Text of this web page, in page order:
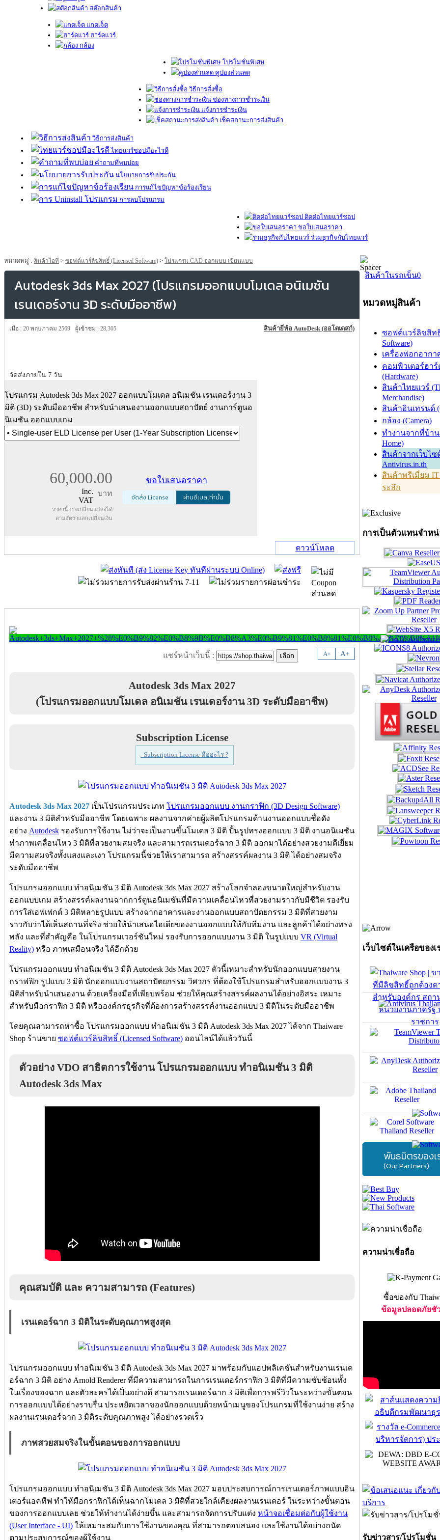
สต๊อกสินค้า
แกดเจ็ต
ฮาร์ดแวร์
กล้อง
โปรโมชั่นพิเศษ
คูปองส่วนลด
วิธีการสั่งซื้อ
ช่องทางการชำระเงิน
แจ้งการชำระเงิน
เช็คสถานะการส่งสินค้า
วิธีการส่งสินค้า
ไทยแวร์ชอปมีอะไรดี
คำถามที่พบบ่อย
นโยบายการรับประกัน
การแก้ไขปัญหาข้อร้องเรียน
การลบโปรแกรม
ติดต่อไทยแวร์ชอป
ขอใบเสนอราคา
ร่วมธุรกิจกับไทยแวร์
หมวดหมู่ : สินค้าไอที > ซอฟต์แวร์ลิขสิทธิ์ (Licensed Software) > โปรแกรม CAD ออกแบบ เขียนแบบ
Autodesk 3ds Max 2027 (โปรแกรมออกแบบโมเดล อนิเมชัน
เรนเดอร์งาน 3D ระดับมืออาชีพ)
เมื่อ : 20 พฤษภาคม 2569 ผู้เข้าชม : 28,305 สินค้ายี่ห้อ AutoDesk (ออโตเดสก์)
จัดส่งภายใน 7 วัน
โปรแกรม Autodesk 3ds Max 2027 ออกแบบโมเดล อนิเมชัน เรนเดอร์งาน 3
มิติ (3D) ระดับมืออาชีพ สำหรับนำเสนองานออกแบบสถาปัตย์ งานการ์ตูนอ
นิเมชัน ออกแบบเกม
60,000.00
บาท
Inc.
VAT
ราคานี้อาจเปลี่ยนแปลงได้
ตามอัตราแลกเปลี่ยนเงิน
ขอใบเสนอราคา
จัดส่ง License ผ่านอีเมลเท่านั้น
ดาวน์โหลด
A- A+
แชร์หน้าเว็บนี้ :
Autodesk 3ds Max 2027
(โปรแกรมออกแบบโมเดล อนิเมชัน เรนเดอร์งาน 3D ระดับมืออาชีพ)
Subscription License
Subscription License คืออะไร ?
Autodesk 3ds Max 2027 เป็นโปรแกรมประเภท โปรแกรมออกแบบ งานกราฟิก (3D Design Software)
และงาน 3 มิติสำหรับมืออาชีพ โดยเฉพาะ ผลงานจากค่ายผู้ผลิตโปรแกรมด้านงานออกแบบชื่อดัง
อย่าง Autodesk รองรับการใช้งาน ไม่ว่าจะเป็นงานขึ้นโมเดล 3 มิติ ปั้นรูปทรงออกแบบ 3 มิติ งานอนิเมชัน
ทำภาพเคลื่อนไหว 3 มิติที่สวยงามสมจริง และสามารถเรนเดอร์ฉาก 3 มิติ ออกมาได้อย่างสวยงามดีเยี่ยม
มีความสมจริงทั้งแสงและเงา โปรแกรมนี้ช่วยให้เราสามารถ สร้างสรรค์ผลงาน 3 มิติ ได้อย่างสมจริง
ระดับมืออาชีพ
โปรแกรมออกแบบ ทำอนิเมชัน 3 มิติ Autodesk 3ds Max 2027 สร้างโลกจำลองขนาดใหญ่สำหรับงาน
ออกแบบเกม สร้างสรรค์ผลงานฉากการ์ตูนอนิเมชันที่มีความเคลื่อนไหวที่สวยงามราวกับมีชีวิต รองรับ
การใส่เอฟเฟกต์ 3 มิติหลายรูปแบบ สร้างฉากอาคารและงานออกแบบสถาปัตยกรรม 3 มิติที่สวยงาม
ราวกับว่าได้เห็นสถานที่จริง ช่วยให้นำเสนอไอเดียของงานออกแบบให้กับทีมงาน และลูกค้าได้อย่างทรง
พลัง และที่สำคัญคือ ในโปรแกรมเวอร์ชันใหม่ รองรับการออกแบบงาน 3 มิติ ในรูปแบบ VR (Virtual
Reality) หรือ ภาพเสมือนจริง ได้อีกด้วย
โปรแกรมออกแบบ ทำอนิเมชัน 3 มิติ Autodesk 3ds Max 2027 ตัวนี้เหมาะสำหรับนักออกแบบสายงาน
กราฟฟิก รูปแบบ 3 มิติ นักออกแบบงานสถาปัตยกรรม วิศวกร ที่ต้องใช้โปรแกรมสำหรับออกแบบงาน 3
มิติสำหรับนำเสนองาน ด้วยเครื่องมือที่เพียบพร้อม ช่วยให้คุณสร้างสรรค์ผลงานได้อย่างอิสระ เหมาะ
สำหรับมือกราฟิก 3 มิติ หรือองค์กรธุรกิจที่ต้องการสร้างสรรค์งานออกแบบ 3 มิติในระดับมืออาชีพ
โดยคุณสามารถหาซื้อ โปรแกรมออกแบบ ทำอนิเมชัน 3 มิติ Autodesk 3ds Max 2027 ได้จาก Thaiware
Shop ร้านขาย ซอฟต์แวร์ลิขสิทธิ์ (Licensed Software) ออนไลน์ได้แล้ววันนี้
ตัวอย่าง VDO สาธิตการใช้งาน โปรแกรมออกแบบ ทำอนิเมชัน 3 มิติ
Autodesk 3ds Max
คุณสมบัติ และ ความสามารถ (Features)
เรนเดอร์ฉาก 3 มิติในระดับคุณภาพสูงสุด
โปรแกรมออกแบบ ทำอนิเมชัน 3 มิติ Autodesk 3ds Max 2027 มาพร้อมกับแอปพลิเคชันสำหรับงานเรนเด
อร์ฉาก 3 มิติ อย่าง Arnold Renderer ที่มีความสามารถในการเรนเดอร์กราฟิก 3 มิติที่มีความซับซ้อนทั้ง
ในเรื่องของฉาก และตัวละครได้เป็นอย่างดี สามารถเรนเดอร์ฉาก 3 มิติเพื่อการพรีวิวในระหว่างขั้นตอน
การออกแบบได้อย่างราบรื่น ประหยัดเวลาของนักออกแบบด้วยหน้าเมนูของโปรแกรมที่ใช้งานง่าย สร้าง
ผลงานเรนเดอร์ฉาก 3 มิติระดับคุณภาพสูง ได้อย่างรวดเร็ว
ภาพสวยสมจริงในขั้นตอนของการออกแบบ
โปรแกรมออกแบบ ทำอนิเมชัน 3 มิติ Autodesk 3ds Max 2027 มอบประสบการณ์การเรนเดอร์ภาพแบบอิน
เตอร์แอคทีฟ ทำให้มือกราฟิกได้เห็นฉากโมเดล 3 มิติที่สวยใกล้เคียงผลงานเรนเดอร์ ในระหว่างขั้นตอน
ของการออกแบบเลย ช่วยให้ทำงานได้ง่ายขึ้น และสามารถจัดการปรับแต่ง หน้าจอเชื่อมต่อกับผู้ใช้งาน
(User Interface - UI) ให้เหมาะสมกับการใช้งานของคุณ ที่สามารถตอบสนอง และใช้งานได้อย่างถนัด
ตามประสบการณ์ของผู้ใช้งาน
สินค้าในรถเข็น0
หมวดหมู่สินค้า
ซอฟต์แวร์ลิขสิทธิ์
Software)
เครื่องฟอกอากา
คอมพิวเตอร์ฮาร์
(Hardware)
สินค้าไทยแวร์
Merchandise)
สินค้าอินเทรนด์
กล้อง (Camera)
ทำงานจากที่บ้าน
Home)
สินค้าจากเว็บไซ
Antivirus.in.th
สินค้าพรีเมี่ยม
ระลึก
การเป็นตัวแทนจำห
เว็บไซต์ในเครือของเ
พันธมิตรของเ
(Our Partners)
ความน่าเชื่อถือ
ซื้อของกับ
ข้อมูลปลอดภัยชัว
รับข่าวสาร/โปรโมชั่น